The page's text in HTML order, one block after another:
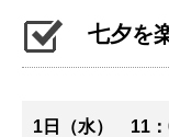
七夕を
1日（水） 11：